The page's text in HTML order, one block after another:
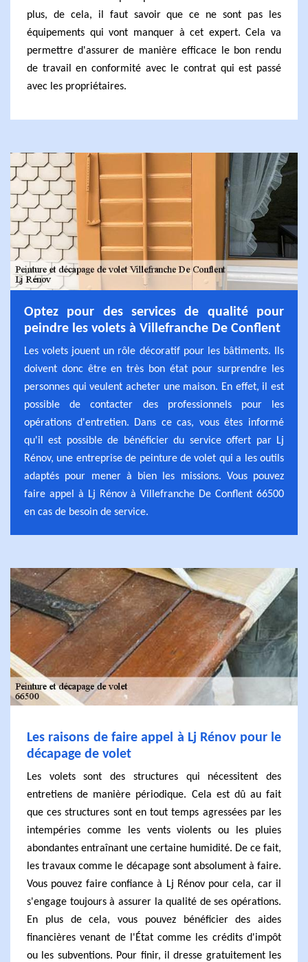
plus, de cela, il faut savoir que ce ne sont pas les
équipements qui vont manquer à cet expert. Cela va
permettre d'assurer de manière efficace le bon rendu
de travail en conformité avec le contrat qui est passé
avec les propriétaires.
Optez pour des services de qualité pour
peindre les volets à Villefranche De Conflent
Les volets jouent un rôle décoratif pour les bâtiments. Ils
doivent donc être en très bon état pour surprendre les
personnes qui veulent acheter une maison. En effet, il est
possible de contacter des professionnels pour les
opérations d'entretien. Dans ce cas, vous êtes informé
qu'il est possible de bénéficier du service offert par Lj
Rénov, une entreprise de peinture de volet qui a les outils
adaptés pour mener à bien les missions. Vous pouvez
faire appel à Lj Rénov à Villefranche De Conflent 66500
en cas de besoin de service.
Les raisons de faire appel à Lj Rénov pour le
décapage de volet
Les volets sont des structures qui nécessitent des
entretiens de manière périodique. Cela est dû au fait
que ces structures sont en tout temps agressées par les
intempéries comme les vents violents ou les pluies
abondantes entraînant une certaine humidité. De ce fait,
les travaux comme le décapage sont absolument à faire.
Vous pouvez faire confiance à Lj Rénov pour cela, car il
s'engage toujours à assurer la qualité de ses opérations.
En plus de cela, vous pouvez bénéficier des aides
financières venant de l'État comme les crédits d'impôt
ou les subventions. Pour finir, il dresse gratuitement les